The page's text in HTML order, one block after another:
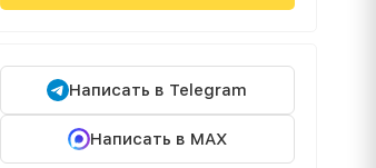
Написать в Telegram
Написать в MAX